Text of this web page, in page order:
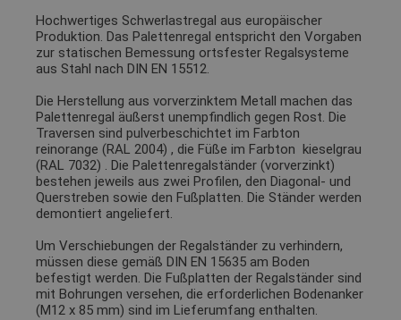
Hochwertiges Schwerlastregal aus europäischer
Produktion. Das Palettenregal entspricht den Vorgaben
zur statischen Bemessung ortsfester Regalsysteme
aus Stahl nach DIN EN 15512.
Die Herstellung aus vorverzinktem Metall machen das
Palettenregal äußerst unempfindlich gegen Rost. Die
Traversen sind pulverbeschichtet im Farbton
reinorange (RAL 2004) , die Füße im Farbton
kieselgrau
(RAL 7032) . Die Palettenregalständer (vorverzinkt)
bestehen jeweils aus zwei Profilen, den Diagonal- und
Querstreben sowie den Fußplatten. Die Ständer werden
demontiert angeliefert.
Um Verschiebungen der Regalständer zu verhindern,
müssen diese gemäß DIN EN 15635 am Boden
befestigt werden. Die Fußplatten der Regalständer sind
mit Bohrungen versehen, die erforderlichen Bodenanker
(M12 x 85 mm) sind im Lieferumfang enthalten.